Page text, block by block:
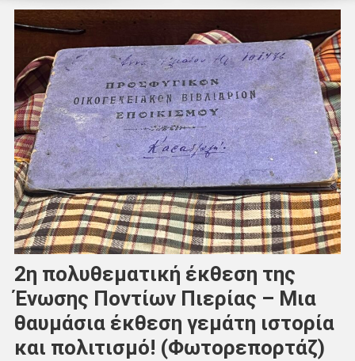
2η πολυθεματική έκθεση της
Ένωσης Ποντίων Πιερίας – Μια
θαυμάσια έκθεση γεμάτη ιστορία
και πολιτισμό! (Φωτορεπορτάζ)